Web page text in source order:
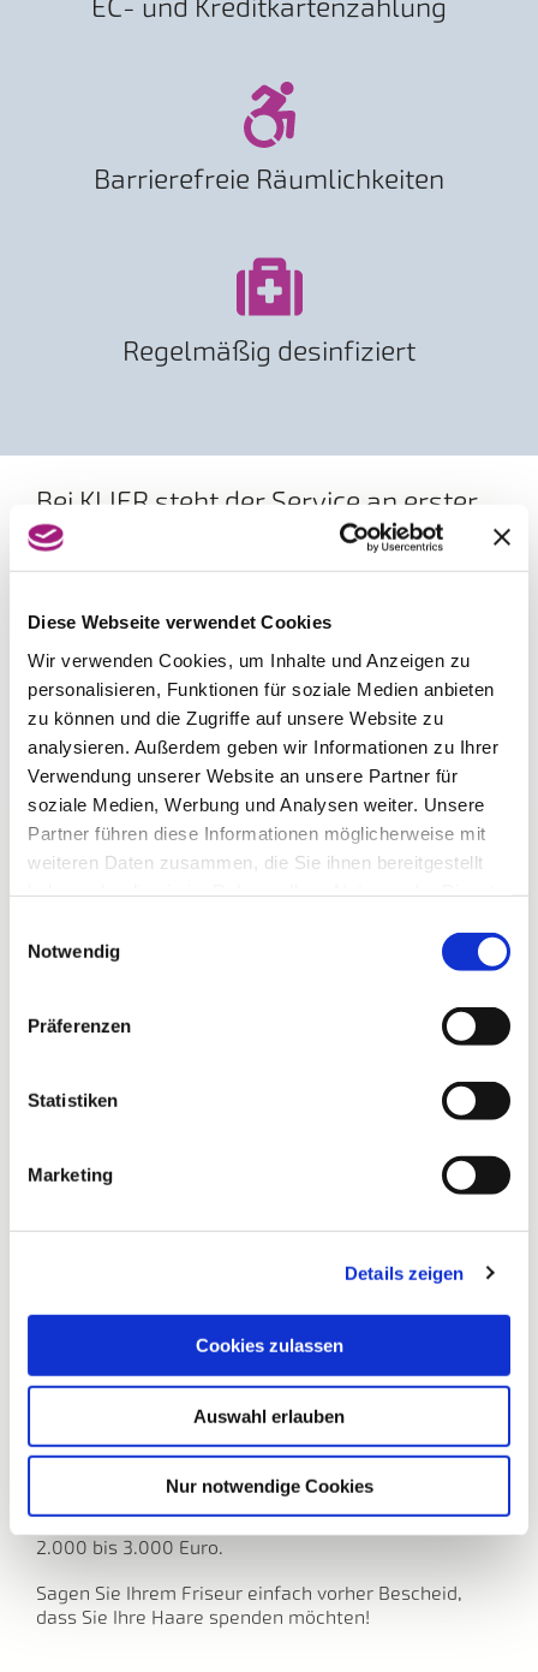
Diese Webseite verwendet Cookies
Wir verwenden Cookies, um Inhalte und Anzeigen zu
personalisieren, Funktionen für soziale Medien anbieten
zu können und die Zugriffe auf unsere Website zu
analysieren. Außerdem geben wir Informationen zu Ihrer
Verwendung unserer Website an unsere Partner für
soziale Medien, Werbung und Analysen weiter. Unsere
Partner führen diese Informationen möglicherweise mit
weiteren Daten zusammen, die Sie ihnen bereitgestellt
Notwendig
Präferenzen
Statistiken
Marketing
Details zeigen
Cookies zulassen
Auswahl erlauben
Nur notwendige Cookies
EC- und Kreditkartenzahlung
Barrierefreie Räumlichkeiten
Regelmäßig desinfiziert
Bei KLIER steht der Service an erster
Stelle!
Bedienung mit oder ohne Voranmeldung, eine
Kopfmassage nach dem Waschen sind
Alltag und lassen sich von den neuen Frisurentrends
inspirieren. Egal ob kurzes oder langes Haar, blond
oder braun – das Team von KLIER freut sich mit Ihnen
den Look zu finden, der perfekt zu Ihnen passt.
Sie haben die Möglichkeit, Ihre abgeschnittenen
Haare ab einer Zopflänge von 25 cm einer richtig
guten Sache zur Verfügung zu stellen!
Denn aus echten Haaren können hochwertige
Perücken gefertigt werden. Wir arbeiten mit der
Stiftung It’s for Kids zusammen, Deutschlands großer
Kreativspendenstiftung. Die Stiftung schafft es mit
Ihrer Hilfe, dass an krankheitsbedingtem Haarausfall
leidende Kinder zuzahlungsfrei eine Echthaarperücke
bekommen. Normalerweise liegt der Eigenanteil bei
2.000 bis 3.000 Euro.
Sagen Sie Ihrem Friseur einfach vorher Bescheid,
dass Sie Ihre Haare spenden möchten!